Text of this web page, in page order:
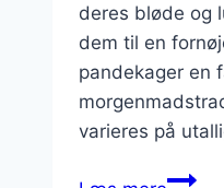
deres bløde og
dem til en
pandekager en
varieres på
Tykke